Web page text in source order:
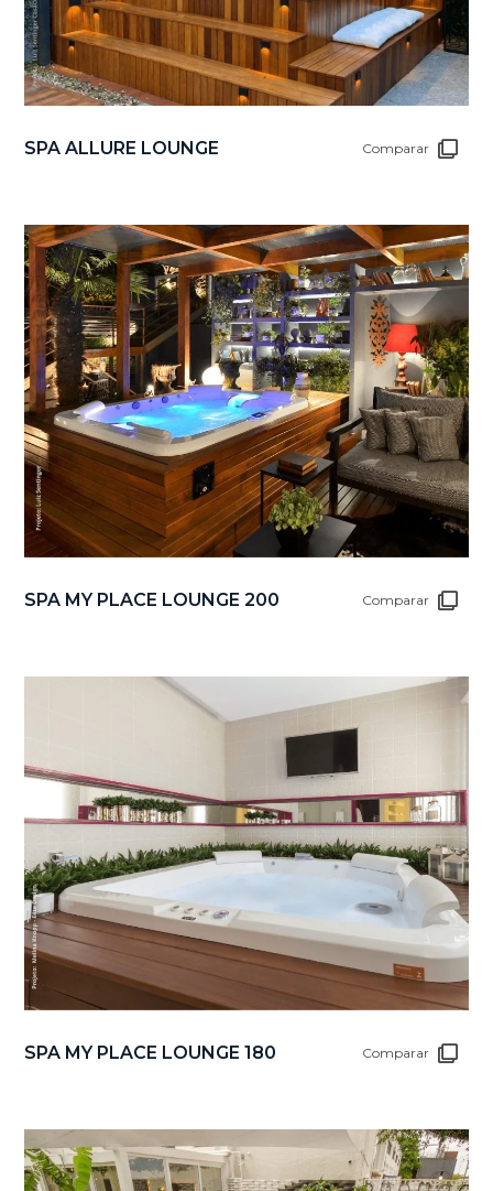
SPA ALLURE LOUNGE Comparar
SPA MY PLACE LOUNGE 200 Comparar
SPA MY PLACE LOUNGE 180 Comparar